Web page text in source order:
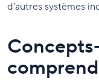
d'autres systèmes